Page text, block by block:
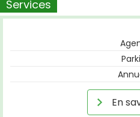
Services
En